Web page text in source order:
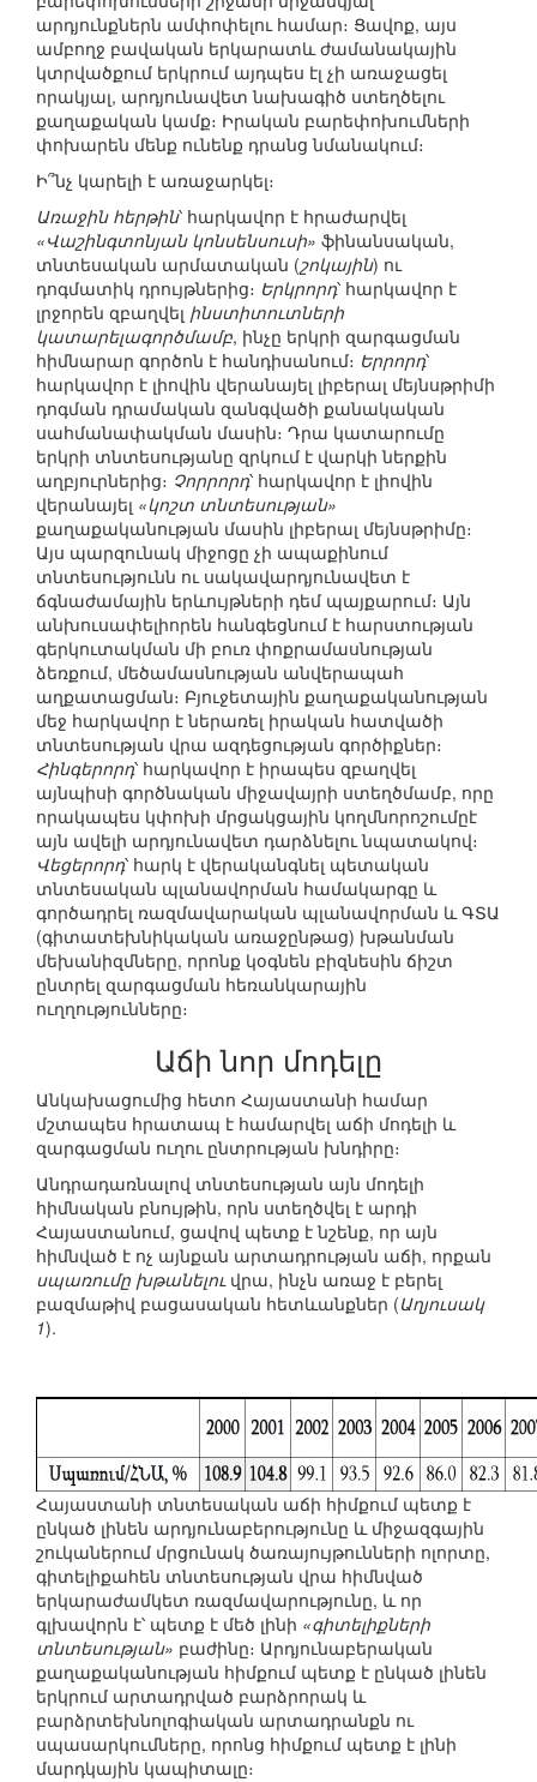
արդյունքներն ամփոփելու համար։ Ցավոք, այս
ամբողջ բավական երկարատև ժամանակային
կտրվածքում երկրում այդպես էլ չի առաջացել
որակյալ, արդյունավետ նախագիծ ստեղծելու
քաղաքական կամք։ Իրական բարեփոխումների
փոխարեն մենք ունենք դրանց նմանակում։
Ի՞նչ կարելի է առաջարկել։
Առաջին հերթին՝ հարկավոր է հրաժարվել
«Վաշինգտոնյան կոնսենսուսի» ֆինանսական,
տնտեսական արմատական (շոկային) ու
դոգմատիկ դրույթներից։ Երկրորդ՝ հարկավոր է
լրջորեն զբաղվել ինստիտուտների
կատարելագործմամբ, ինչը երկրի զարգացման
հիմնարար գործոն է հանդիսանում։ Երրորդ՝
հարկավոր է լիովին վերանայել լիբերալ մեյնսթրիմի
դոգման դրամական զանգվածի քանակական
սահմանափակման մասին։ Դրա կատարումը
երկրի տնտեսությանը զրկում է վարկի ներքին
աղբյուրներից։ Չորրորդ՝ հարկավոր է լիովին
վերանայել «կոշտ տնտեսության»
քաղաքականության մասին լիբերալ մեյնսթրիմը։
Այս պարզունակ միջոցը չի ապաքինում
տնտեսությունն ու սակավարդյունավետ է
ճգնաժամային երևույթների դեմ պայքարում։ Այն
անխուսափելիորեն հանգեցնում է հարստության
գերկուտակման մի բուռ փոքրամասնության
ձեռքում, մեծամասնության անվերապահ
աղքատացման։ Բյուջետային քաղաքականության
մեջ հարկավոր է ներառել իրական հատվածի
տնտեսության վրա ազդեցության գործիքներ։
Հինգերորդ՝ հարկավոր է իրապես զբաղվել
այնպիսի գործնական միջավայրի ստեղծմամբ, որը
որակապես կփոխի մրցակցային կողմնորոշումըէ
այն ավելի արդյունավետ դարձնելու նպատակով։
Վեցերորդ՝ հարկ է վերականգնել պետական
տնտեսական պլանավորման համակարգը և
գործադրել ռազմավարական պլանավորման և ԳՏԱ
(գիտատեխնիկական առաջընթաց) խթանման
մեխանիզմները, որոնք կօգնեն բիզնեսին ճիշտ
ընտրել զարգացման հեռանկարային
ուղղությունները։
Աճի նոր մոդելը
Անկախացումից հետո Հայաստանի համար
մշտապես հրատապ է համարվել աճի մոդելի և
զարգացման ուղու ընտրության խնդիրը։
Անդրադառնալով տնտեսության այն մոդելի
հիմնական բնույթին, որն ստեղծվել է արդի
Հայաստանում, ցավով պետք է նշենք, որ այն
հիմնված է ոչ այնքան արտադրության աճի, որքան
սպառումը խթանելուվրա, ինչն առաջ է բերել
բազմաթիվ բացասական հետևանքներ (Աղյուսակ
1).
Հայաստանի տնտեսական աճի հիմքում պետք է
ընկած լինեն արդյունաբերությունը և միջազգային
շուկաներում մրցունակ ծառայույթունների ոլորտը,
գիտելիքահեն տնտեսության վրա հիմնված
երկարաժամկետ ռազմավարությունը, և որ
գլխավորն է՝ պետք է մեծ լինի «գիտելիքների
տնտեսության» բաժինը։ Արդյունաբերական
քաղաքականության հիմքում պետք է ընկած լինեն
երկրում արտադրված բարձրորակ և
բարձրտեխնոլոգիական արտադրանքն ու
սպասարկումները, որոնց հիմքում պետք է լինի
մարդկային կապիտալը։